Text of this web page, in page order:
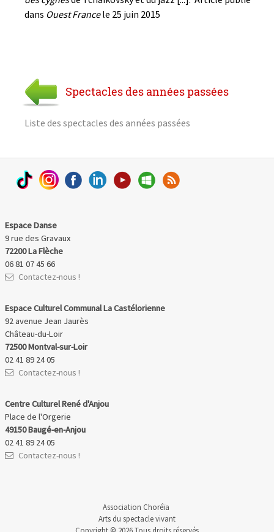
dans Ouest Francele 25 juin 2015
Spectacles des années passées
Liste des spectacles des années passées
Espace Danse
9 rue des Gravaux
72200 La Flèche
06 81 07 45 66
Contactez-nous !
Espace Culturel Communal La Castélorienne
92 avenue Jean Jaurès
Château-du-Loir
72500 Montval-sur-Loir
02 41 89 24 05
Contactez-nous !
Centre Culturel René d'Anjou
Place de l'Orgerie
49150 Baugé-en-Anjou
02 41 89 24 05
Contactez-nous !
Association Choréïa
Arts du spectacle vivant